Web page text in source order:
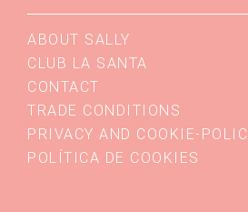
ABOUT SALLY
CLUB LA SANTA
CONTACT
TRADE CONDITIONS
PRIVACY AND COOKIE-
POLÍTICA DE COOKIES